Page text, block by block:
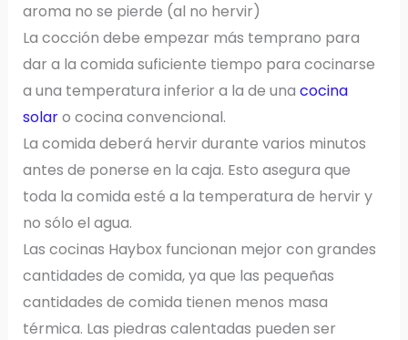
aroma no se pierde (al no hervir)
La cocción debe empezar más temprano para
dar a la comida suficiente tiempo para cocinarse
a una temperatura inferior a la de una cocina
solaro cocina convencional.
La comida deberá hervir durante varios minutos
antes de ponerse en la caja. Esto asegura que
toda la comida esté a la temperatura de hervir y
no sólo el agua.
Las cocinas Haybox funcionan mejor con grandes
cantidades de comida, ya que las pequeñas
cantidades de comida tienen menos masa
térmica. Las piedras calentadas pueden ser